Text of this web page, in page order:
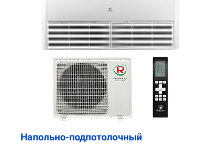
Напольно-подпотолочный